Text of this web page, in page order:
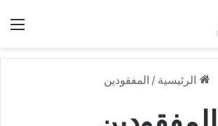
الرئيسية / المفقودين